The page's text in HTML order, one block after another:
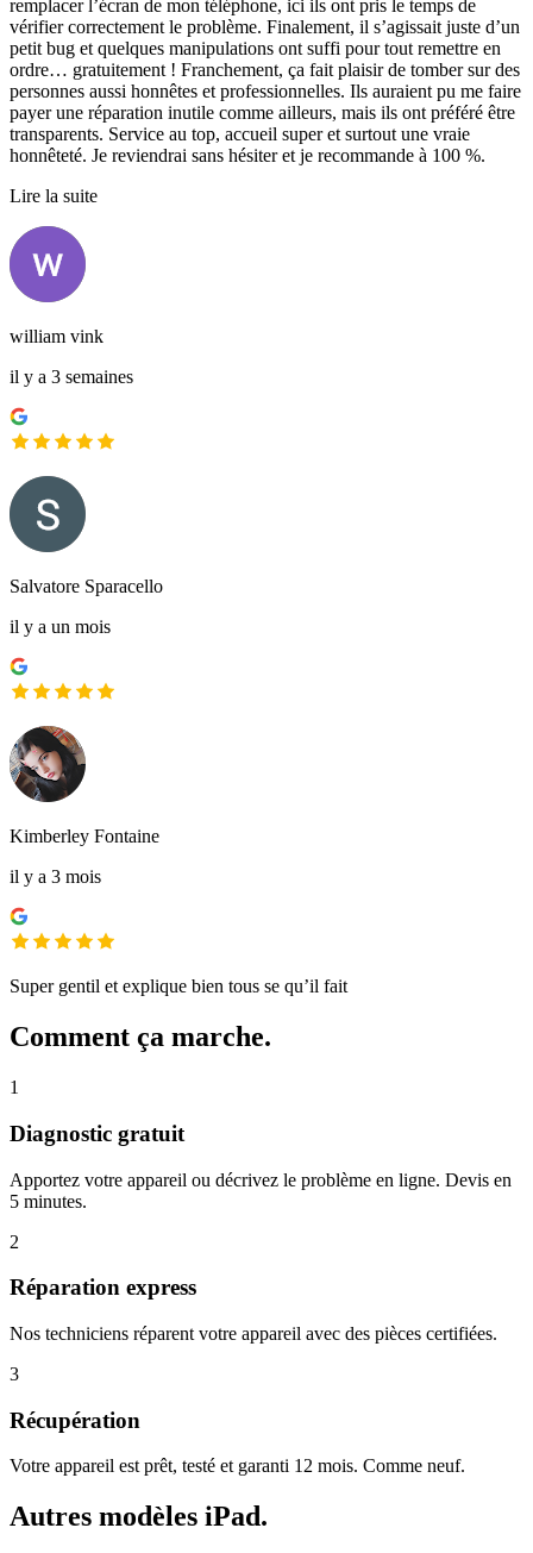
remplacer l’écran de mon téléphone, ici ils ont pris le temps de
vérifier correctement le problème. Finalement, il s’agissait juste d’un
petit bug et quelques manipulations ont suffi pour tout remettre en
ordre… gratuitement ! Franchement, ça fait plaisir de tomber sur des
personnes aussi honnêtes et professionnelles. Ils auraient pu me faire
payer une réparation inutile comme ailleurs, mais ils ont préféré être
transparents. Service au top, accueil super et surtout une vraie
honnêteté. Je reviendrai sans hésiter et je recommande à 100 %.
Lire la suite
william vink
il y a 3 semaines
Salvatore Sparacello
il y a un mois
Kimberley Fontaine
il y a 3 mois
Super gentil et explique bien tous se qu’il fait
Comment ça marche.
1
Diagnostic gratuit
Apportez votre appareil ou décrivez le problème en ligne. Devis en
5 minutes.
2
Réparation express
Nos techniciens réparent votre appareil avec des pièces certifiées.
3
Récupération
Votre appareil est prêt, testé et garanti 12 mois. Comme neuf.
Autres modèles iPad.